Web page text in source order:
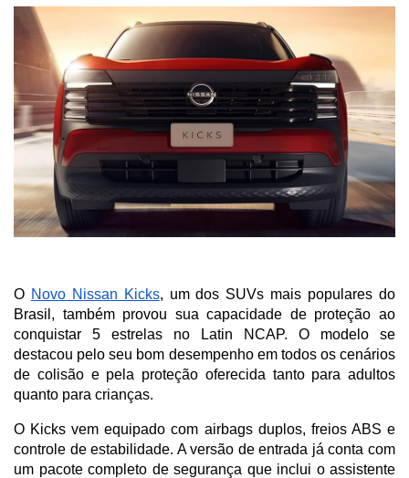
O Novo Nissan Kicks, um dos SUVs mais populares do
Brasil, também provou sua capacidade de proteção ao
conquistar 5 estrelas no Latin NCAP. O modelo se
destacou pelo seu bom desempenho em todos os cenários
de colisão e pela proteção oferecida tanto para adultos
quanto para crianças.
O Kicks vem equipado com airbags duplos, freios ABS e
controle de estabilidade. A versão de entrada já conta com
um pacote completo de segurança que inclui o assistente